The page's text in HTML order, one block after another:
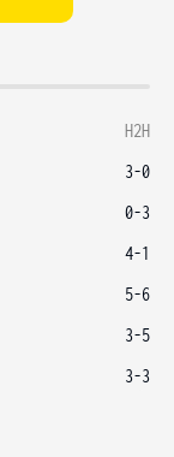
H2H
3-0
0-3
4-1
5-6
3-5
3-3